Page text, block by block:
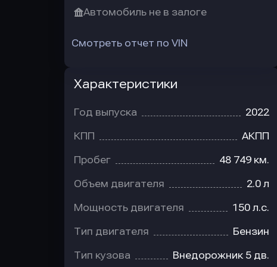
Автомобиль не в залоге
Смотреть отчет по VIN
Характеристики
Год выпуска 2022
КПП АКПП
Пробег 48 749 км.
Объем двигателя 2.0 л
Мощность двигателя 150 л.с.
Тип двигателя Бензин
Тип кузова Внедорожник 5 дв.